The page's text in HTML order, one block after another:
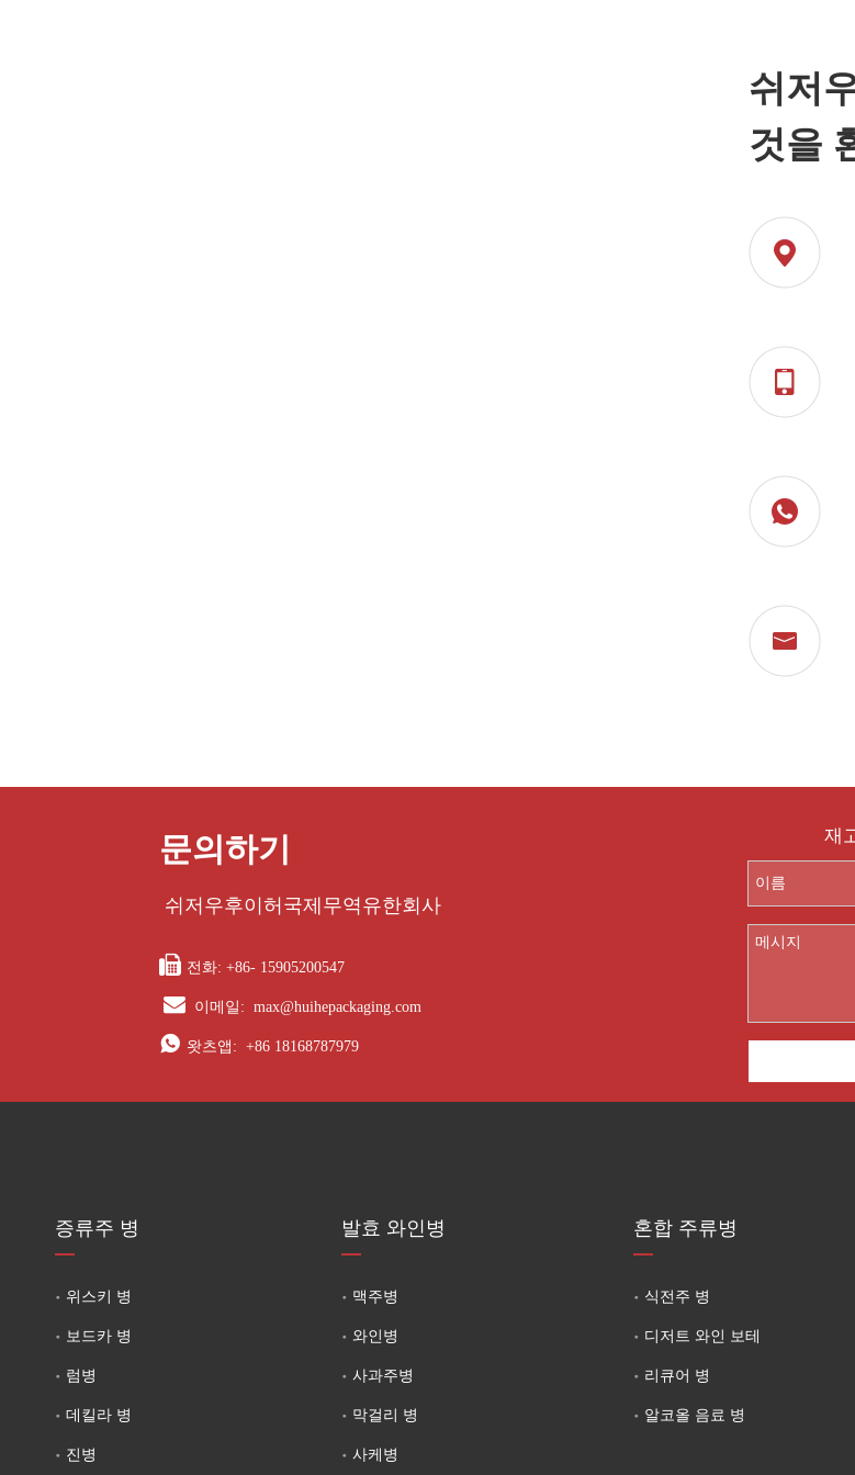
쉬저
것을
문의하기
쉬저우후이허국제무역유한회사
 전화: +86- 15905200547
 이메일:max@huihepackaging.com
 왓츠앱:+86 18168787979
재
증류주 병
위스키 병
보드카 병
럼병
데킬라 병
진병
발효 와인병
맥주병
와인병
사과주병
막걸리 병
사케병
혼합 주류병
식전주 병
디저트 와인 보테
리큐어 병
알코올 음료 병